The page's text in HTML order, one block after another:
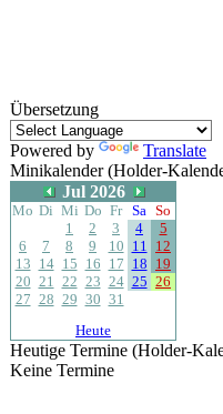
Übersetzung
Powered by
Translate
Minikalender (Holder-
Jul 2026
Mo Di Mi Do Fr Sa So
1
2 3 4
5
6
7 8 9 10 11 12
13 14 15 16 17 18 19
20 21 22 23 24 25 26
27 28 29 30 31
Heute
Heutige Termine (Holder-
Keine Termine